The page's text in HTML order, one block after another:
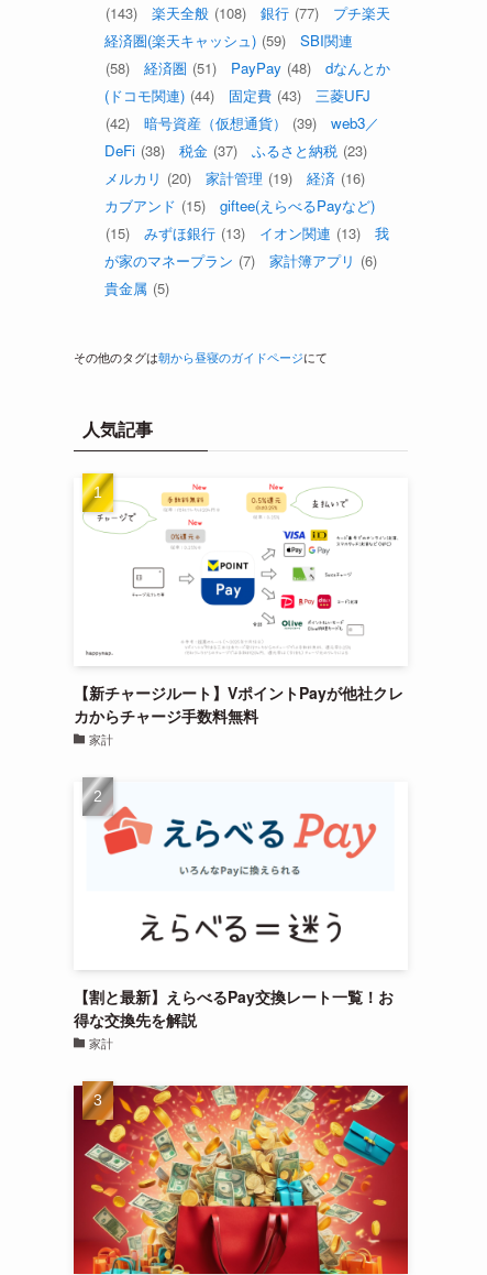
(143) 楽天全般 (108) 銀行 (77)
プチ楽天
経済圏(楽天キャッシュ) (59)
SBI関連
(58)
経済圏 (51) PayPay (48)
dなんとか
(ドコモ関連) (44) 固定費 (43)
三菱UFJ
(42)
暗号資産（仮想通貨） (39)
web3／
DeFi (38) 税金 (37) ふるさと納税 (23)
メルカリ (20) 家計管理 (19) 経済 (16)
カブアンド (15)
giftee(えらべるPayなど)
(15)
みずほ銀行 (13) イオン関連 (13)
我
が家のマネープラン (7) 家計簿アプリ (6)
貴金属 (5)
その他のタグは朝から昼寝のガイドページにて
人気記事
【新チャージルート】VポイントPayが他社クレ
カからチャージ手数料無料
家計
【割と最新】えらべるPay交換レート一覧！お
得な交換先を解説
家計